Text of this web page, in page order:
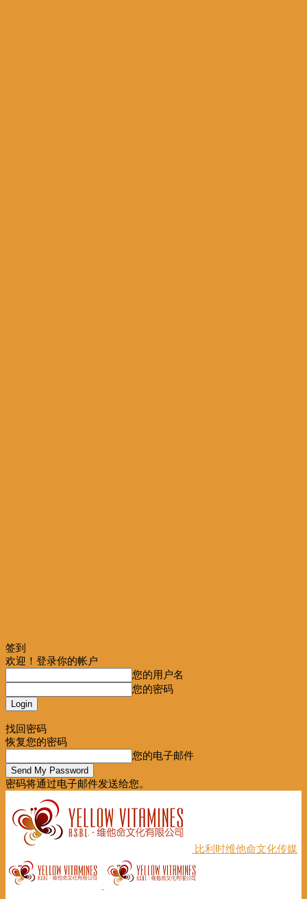
签到
欢迎！登录你的帐户
您的用户名
您的密码
找回密码
恢复您的密码
您的电子邮件
密码将通过电子邮件发送给您。
比利时维他命文化传媒